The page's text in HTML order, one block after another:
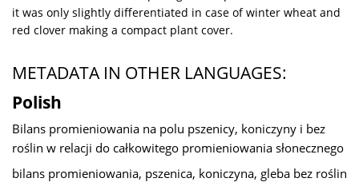
it was only slightly differentiated in case of winter wheat and
red clover making a compact plant cover.
METADATA IN OTHER LANGUAGES:
Polish
Bilans promieniowania na polu pszenicy, koniczyny i bez
roślin w relacji do całkowitego promieniowania słonecznego
bilans promieniowania, pszenica, koniczyna, gleba bez roślin